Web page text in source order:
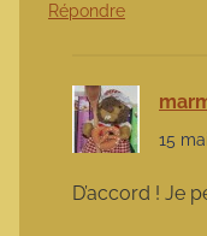
Répondre
15
D’accord ! Je